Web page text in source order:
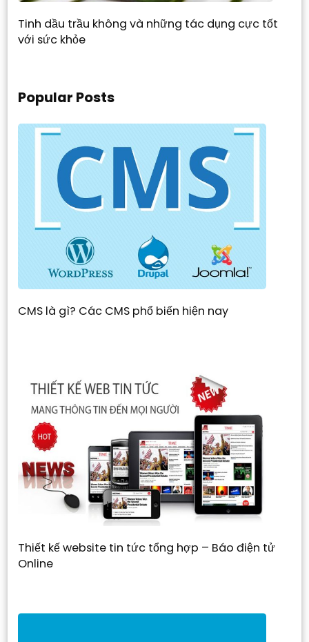
Tinh dầu trầu không và những tác dụng cực tốt
với sức khỏe
Popular Posts
CMS là gì? Các CMS phổ biến hiện nay
Thiết kế website tin tức tổng hợp – Báo điện tử
Online